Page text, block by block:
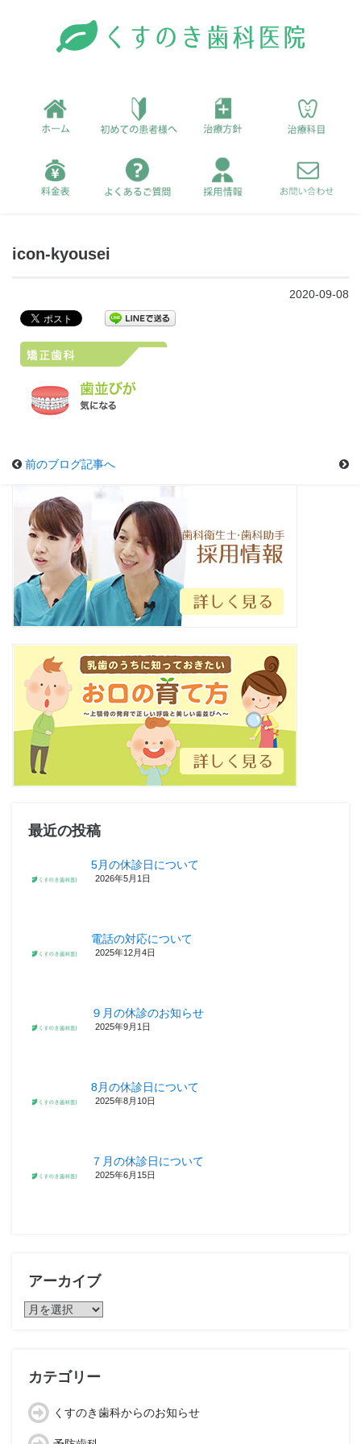
icon-kyousei
2020-09-08
前のブログ記事へ
最近の投稿
5月の休診日について
2026年5月1日
電話の対応について
2025年12月4日
９月の休診のお知らせ
2025年9月1日
8月の休診日について
2025年8月10日
７月の休診日について
2025年6月15日
アーカイブ
ア
ブ
カテゴリー
くすのき歯科からのお知らせ